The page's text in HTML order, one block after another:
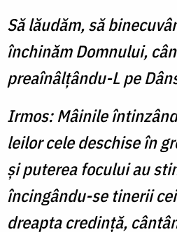
Să lăudăm, să
închinăm Domnului,
preaînâlţându-L pe
Irmos: Mâinile
leilor cele deschise în
şi puterea focului au
încingându-se tinerii
dreapta credinţă,